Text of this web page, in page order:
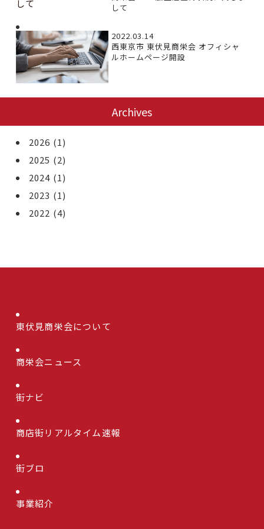
して
2022.03.14
西東京市 東伏見商栄会 オフィシャ
ルホームページ開設
Archives
2026 (1)
2025 (2)
2024 (1)
2023 (1)
2022 (4)
東伏見商栄会について
商栄会ニュース
街ナビ
商店街リアルタイム速報
街ブロ
事業紹介